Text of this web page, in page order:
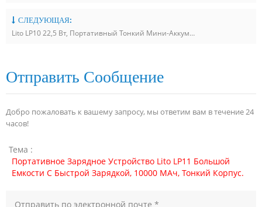
СЛЕДУЮЩАЯ:
Lito LP10 22,5 Вт, Портативный Тонкий Мини-Аккумулятор Для Быстрой Зарядки 10000 МАч Для Мобильного Телефона С Кабелем
Отправить Сообщение
Добро пожаловать к вашему запросу, мы ответим вам в течение 24
часов!
Тема :
Портативное Зарядное Устройство Lito LP11 Большой
Емкости С Быстрой Зарядкой, 10000 МАч, Тонкий Корпус.